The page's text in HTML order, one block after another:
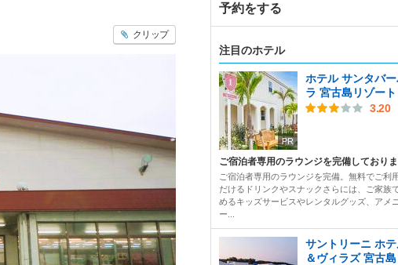
クリップ
予約をする
注目のホテル
PR
ホテル サンタバ
ラ 宮古島リゾート
3.20
ご宿泊者専用のラウンジを完備しておりま
ご宿泊者専用のラウンジを完備。無料でご利
だけるドリンクやスナックさらには、ご家族
めるキッズサービスやレンタルグッズ、アメ
ー...
サントリーニ ホ
＆ヴィラズ 宮古島